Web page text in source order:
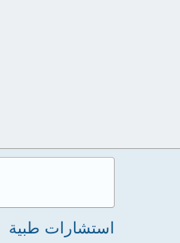
استشارات طبية